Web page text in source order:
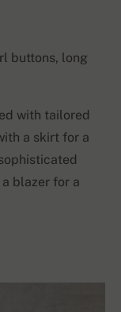
buttons, long
with tailored
a skirt for a
blazer for a